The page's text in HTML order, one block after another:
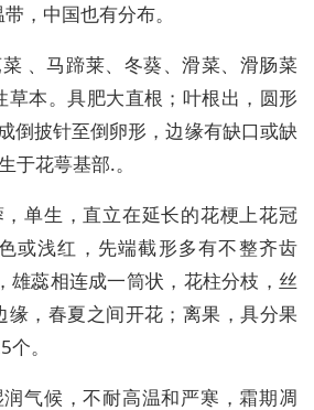
，中国也有分布。
、马蹄莱、冬葵、滑菜、滑肠菜
草本。具肥大直根；叶根出，圆形
倒披针至倒卵形，边缘有缺口或缺
于花萼基部.。
单生，直立在延长的花梗上花冠
或浅红，先端截形多有不整齐齿
雄蕊相连成一筒状，花柱分枝，丝
缘，春夏之间开花；离果，具分果
。
气候，不耐高温和严寒，霜期凋